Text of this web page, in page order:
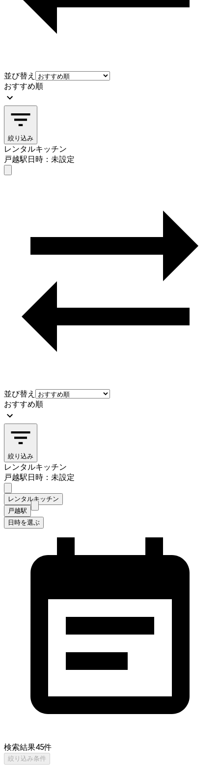
並び替え
おすすめ順
絞り込み
レンタルキッチン
戸越駅日時：未設定
並び替え
おすすめ順
絞り込み
レンタルキッチン
戸越駅日時：未設定
レンタルキッチン
戸越駅
日時を選ぶ
検索結果45件
絞り込み条件